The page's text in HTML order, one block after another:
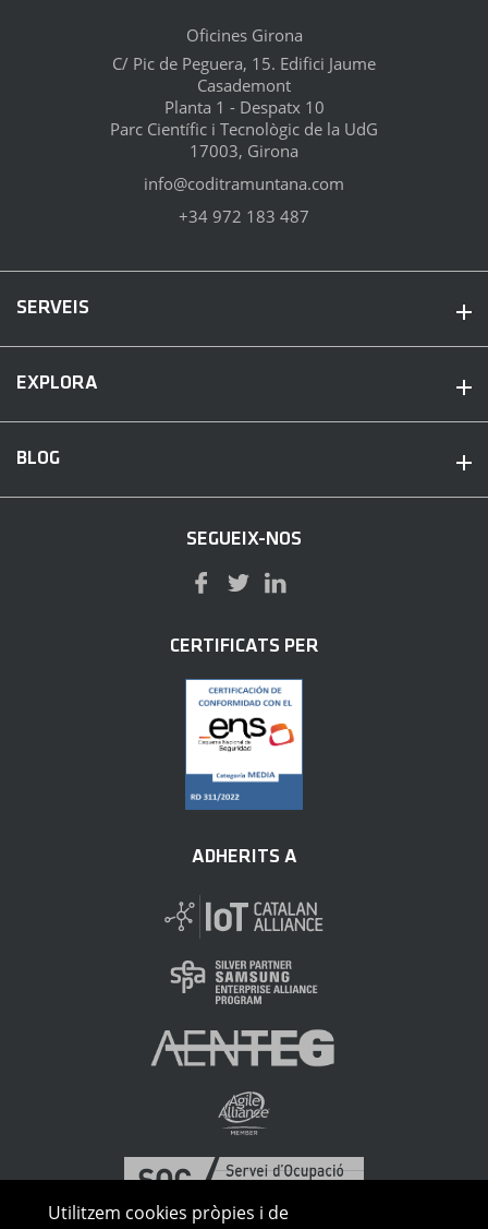
Utilitzem cookies pròpies i de
Oficines Girona
C/ Pic de Peguera, 15. Edifici Jaume
Casademont
Planta 1 - Despatx 10
Parc Científic i Tecnològic de la UdG
17003, Girona
info@coditramuntana.com
+34 972 183 487
SERVEIS
EXPLORA
BLOG
SEGUEIX-NOS
CERTIFICATS PER
ADHERITS A